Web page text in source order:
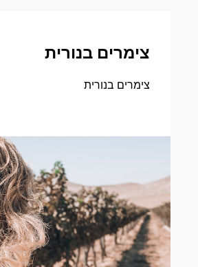
צימרים בנורית
צימרים בנורית